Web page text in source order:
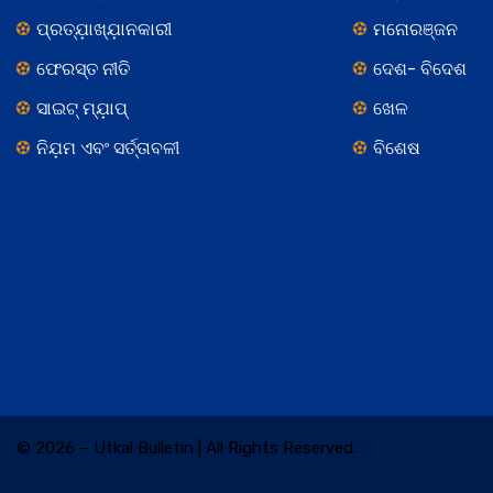
ପ୍ରତ୍ଯ଼ାଖ୍ଯ଼ାନକାରୀ
ଫେରସ୍ତ ନୀତି
ସାଇଟ୍ ମ୍ଯ଼ାପ୍
ନିଯ଼ମ ଏବଂ ସର୍ତ୍ତାବଳୀ
ମନୋରଞ୍ଜନ
ଦେଶ- ବିଦେଶ
ଖେଳ
ବିଶେଷ
© 2026 – Utkal Bulletin | All Rights Reserved.